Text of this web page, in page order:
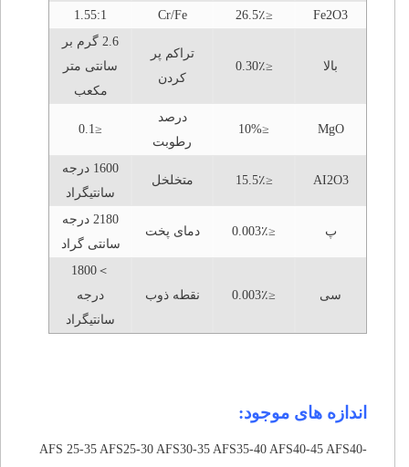
Fe2O3
≤26.5٪ Cr/Fe
1.55:1
بالا ≤0.30٪
تراکم پر
کردن
2.6 گرم بر
سانتی متر
مکعب
MgO
≤10%
درصد
رطوبت
≤0.1
AI2O3 ≤15.5٪ متخلخل
1600 درجه
سانتیگراد
پ ≤0.003٪ دمای پخت
2180 درجه
سانتی گراد
سی ≤0.003٪ نقطه ذوب
＞1800
درجه
سانتیگراد
اندازه های موجود:
AFS 25-35 AFS25-30 AFS30-35 AFS35-40 AFS40-45 AFS40-